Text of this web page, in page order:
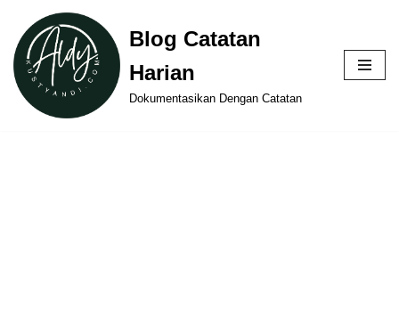
Skip
to
content
Blog Catatan
Harian
Dokumentasikan Dengan Catatan